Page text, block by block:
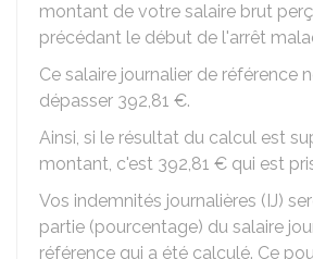
montant de votre salaire brut
précédant le début de l'arrêt
Ce salaire journalier de référence
dépasser 392,81 €.
Ainsi, si le résultat du calcul est
montant, c'est 392,81 € qui est
Vos indemnités journalières (IJ)
partie (pourcentage) du salaire
référence qui a été calculé. Ce